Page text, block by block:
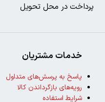
پرداخت در محل تحویل
خدمات مشتریان
پاسخ به پرسش‌های متداول
رویه‌های بازگرداندن کالا
شرایط استفاده